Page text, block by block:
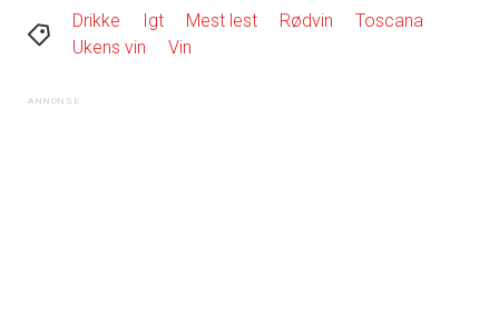
Drikke Igt Mest lest Rødvin
Toscana
Ukens vin
Vin